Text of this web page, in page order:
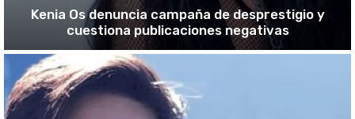
Kenia Os denuncia campaña de desprestigio y
cuestiona publicaciones negativas